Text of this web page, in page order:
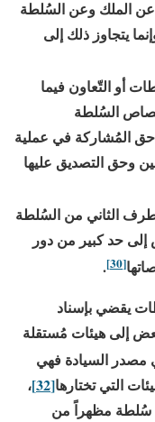
عن الملك وعن السُلطة
يتجاوز ذلك إلى
أو التّعاون فيما
السُلطة
حق المُشاركة في عملية
وحق التصديق عليها
الثاني من السُلطة
إلى حد كبير من دور
[30]
.
يقضي بإسناد
إلى هيئات مُستقلة
مصدر السيادة فهي
التي تختارها[32]
،
سُلطة مظهراً من